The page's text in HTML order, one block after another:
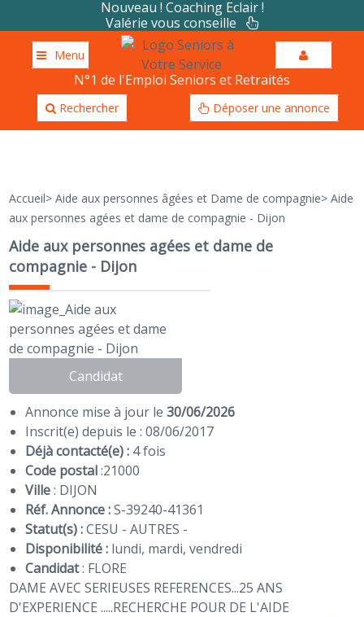
Nouveau ! Coaching Eclair !
Valérie vous conseille
Menu
N°1 de l'Emploi Seniors et Retraités
Rechercher Déposer une annonce
Accueil>Aide aux personnes âgées et Dame de compagnie>Aide
aux personnes agées et dame de compagnie - Dijon
Aide aux personnes agées et dame de
compagnie - Dijon
Candidat
Annonce mise à jour le30/06/2026
Inscrit(e) depuis le : 08/06/2017
Déjà contacté(e) : 4 fois
Code postal:21000
Ville: DIJON
Réf. Annonce :S-39240-41361
Statut(s) :CESU - AUTRES -
Disponibilité : lundi, mardi, vendredi
Candidat: FLORE
DAME AVEC SERIEUSES REFERENCES...25 ANS
D'EXPERIENCE .....RECHERCHE POUR DE L'AIDE